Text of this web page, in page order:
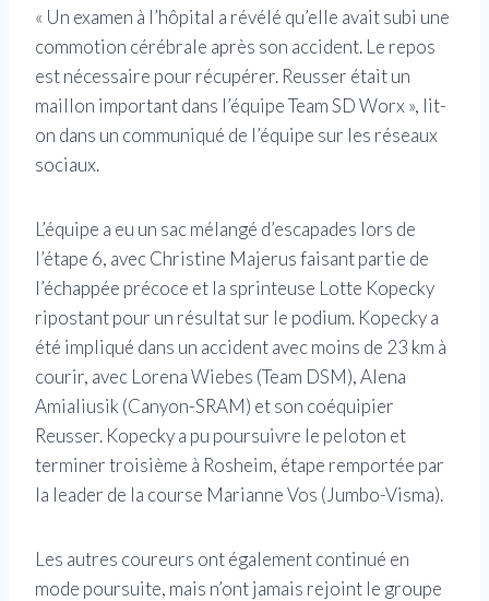
« Un examen à l’hôpital a révélé qu’elle avait subi une
commotion cérébrale après son accident. Le repos
est nécessaire pour récupérer. Reusser était un
maillon important dans l’équipe Team SD Worx », lit-
on dans un communiqué de l’équipe sur les réseaux
sociaux.
L’équipe a eu un sac mélangé d’escapades lors de
l’étape 6, avec Christine Majerus faisant partie de
l’échappée précoce et la sprinteuse Lotte Kopecky
ripostant pour un résultat sur le podium. Kopecky a
été impliqué dans un accident avec moins de 23 km à
courir, avec Lorena Wiebes (Team DSM), Alena
Amialiusik (Canyon-SRAM) et son coéquipier
Reusser. Kopecky a pu poursuivre le peloton et
terminer troisième à Rosheim, étape remportée par
la leader de la course Marianne Vos (Jumbo-Visma).
Les autres coureurs ont également continué en
mode poursuite, mais n’ont jamais rejoint le groupe